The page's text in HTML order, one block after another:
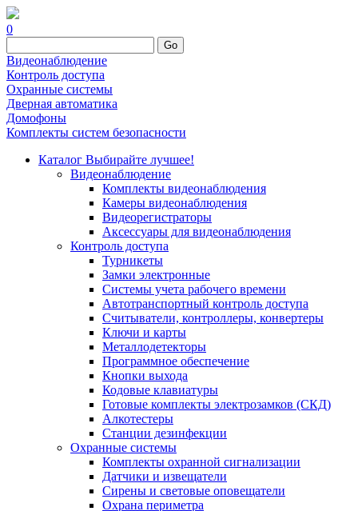
0
Go
Видеонаблюдение
Контроль доступа
Охранные системы
Дверная автоматика
Домофоны
Комплекты систем безопасности
Каталог Выбирайте лучшее!
Видеонаблюдение
Комплекты видеонаблюдения
Камеры видеонаблюдения
Видеорегистраторы
Аксессуары для видеонаблюдения
Контроль доступа
Турникеты
Замки электронные
Системы учета рабочего времени
Автотранспортный контроль доступа
Считыватели, контроллеры, конвертеры
Ключи и карты
Металлодетекторы
Программное обеспечение
Кнопки выхода
Кодовые клавиатуры
Готовые комплекты электрозамков (СКД)
Алкотестеры
Станции дезинфекции
Охранные системы
Комплекты охранной сигнализации
Датчики и извещатели
Сирены и световые оповещатели
Охрана периметра